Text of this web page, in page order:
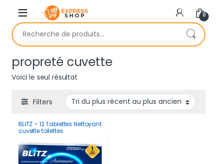
Skip to navigation
Skip to content
0
Recherche pour :
propreté cuvette
Voici le seul résultat
Filters
BLITZ – 12 Tablettes Nettoyant
cuvette toilettes
taches mauvaises odeurs |
12 Mois